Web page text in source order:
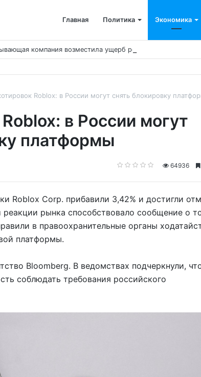
Главная Политика Экономика
компания возместила ущерб рекам на сумму почти
Roblox: в России могут снять блокировку
в России могут
платформы
64936
Roblox Corp. прибавили 3,42% и достигли
рынка способствовало сообщение о
в правоохранительные органы
платформы.
Bloomberg. В ведомствах подчеркнули,
соблюдать требования российского